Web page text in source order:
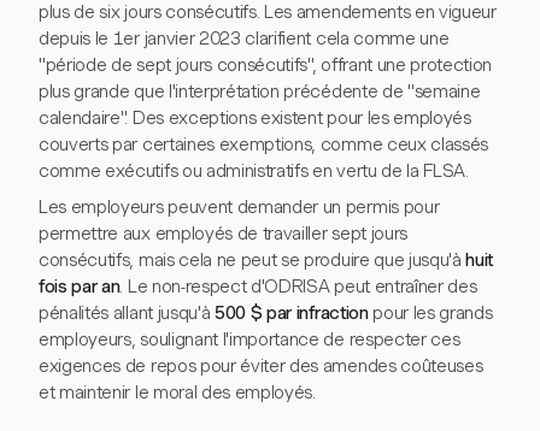
plus de six jours consécutifs. Les amendements en vigueur
depuis le 1er janvier 2023 clarifient cela comme une
"période de sept jours consécutifs", offrant une protection
plus grande que l'interprétation précédente de "semaine
calendaire". Des exceptions existent pour les employés
couverts par certaines exemptions, comme ceux classés
comme exécutifs ou administratifs en vertu de la FLSA.
Les employeurs peuvent demander un permis pour
permettre aux employés de travailler sept jours
consécutifs, mais cela ne peut se produire que jusqu'àhuit
fois par an. Le non-respect d'ODRISA peut entraîner des
pénalités allant jusqu'à 500 $ par infractionpour les grands
employeurs, soulignant l'importance de respecter ces
exigences de repos pour éviter des amendes coûteuses
et maintenir le moral des employés.